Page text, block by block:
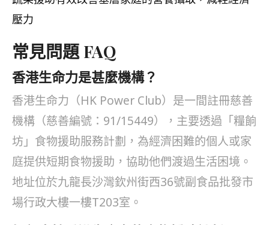
壓力
常見問題 FAQ
香港生命力是甚麼機構？
香港生命力（HK Power Club）是一間註冊慈善
機構（慈善編號：91/15449），主要透過「糧餉
坊」食物援助服務計劃，為經濟困難的個人或家
庭提供短期食物援助，協助他們渡過生活困境。
地址位於九龍長沙灣欽州街西36號副食品批發市
場行政大樓一樓T203室。